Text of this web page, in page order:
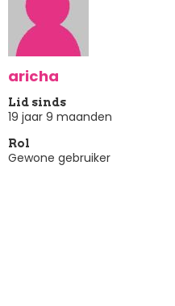
aricha
Lid sinds
19 jaar 9 maanden
Rol
Gewone gebruiker